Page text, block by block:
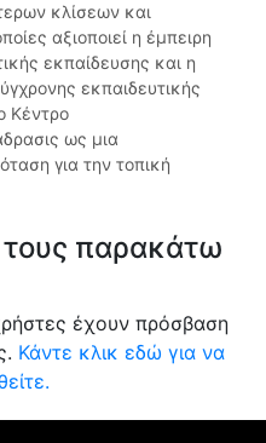
κλίσεων και
αξιοποιεί η έμπειρη
εκπαίδευσης και η
εκπαιδευτικής
Κέντρο
ως μια
για την τοπική
τους παρακάτω
έχουν πρόσβαση
Κάντε κλικ εδώ για να